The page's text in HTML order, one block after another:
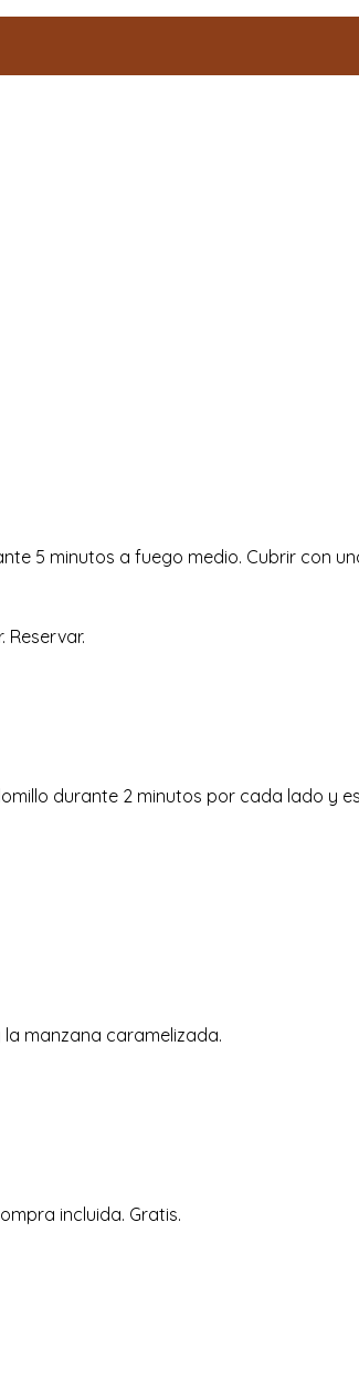
5 minutos a fuego medio. Cubrir con
Reservar.
durante 2 minutos por cada lado y
manzana caramelizada.
incluida. Gratis.